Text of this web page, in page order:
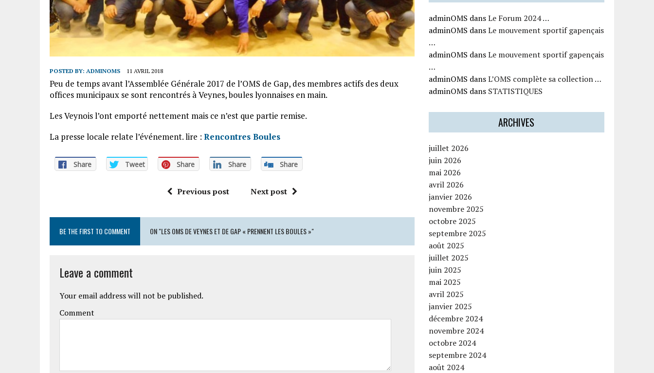
POSTED BY: ADMINOMS 11 AVRIL 2018
Peu de temps avant l’Assemblée Générale 2017 de l’OMS de Gap, des membres actifs des deux
offices municipaux se sont rencontrés à Veynes, boules lyonnaises en main.
Les Veynois l’ont emporté nettement mais ce n’est que partie remise.
La presse locale relate l’événement. lire : Rencontres Boules
Share Tweet Share Share Share
Previous post Next post
BE THE FIRST TO COMMENT ON "LES OMS DE VEYNES ET DE GAP « PRENNENT LES BOULES »"
Leave a comment
Your email address will not be published.
Comment
adminOMS dansLe Forum 2024 …
adminOMS dansLe mouvement sportif gapençais
…
adminOMS dansLe mouvement sportif gapençais
…
adminOMS dansL’OMS complète sa collection …
adminOMS dans STATISTIQUES
ARCHIVES
juillet 2026
juin 2026
mai 2026
avril 2026
janvier 2026
novembre 2025
octobre 2025
septembre 2025
août 2025
juillet 2025
juin 2025
mai 2025
avril 2025
janvier 2025
décembre 2024
novembre 2024
octobre 2024
septembre 2024
août 2024